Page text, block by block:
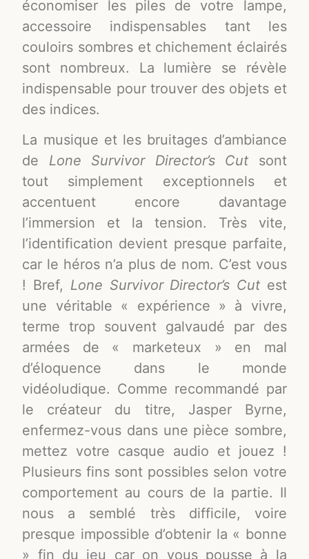
économiser les piles de votre lampe,
accessoire indispensables tant les
couloirs sombres et chichement éclairés
sont nombreux. La lumière se révèle
indispensable pour trouver des objets et
des indices.
La musique et les bruitages d’ambiance
de Lone Survivor Director’s Cut sont
tout simplement exceptionnels et
accentuent encore davantage
l’immersion et la tension. Très vite,
l’identification devient presque parfaite,
car le héros n’a plus de nom. C’est vous
! Bref, Lone Survivor Director’s Cut est
une véritable « expérience » à vivre,
terme trop souvent galvaudé par des
armées de « marketeux » en mal
d’éloquence dans le monde
vidéoludique. Comme recommandé par
le créateur du titre, Jasper Byrne,
enfermez-vous dans une pièce sombre,
mettez votre casque audio et jouez !
Plusieurs fins sont possibles selon votre
comportement au cours de la partie. Il
nous a semblé très difficile, voire
presque impossible d’obtenir la « bonne
» fin du jeu car on vous pousse à la